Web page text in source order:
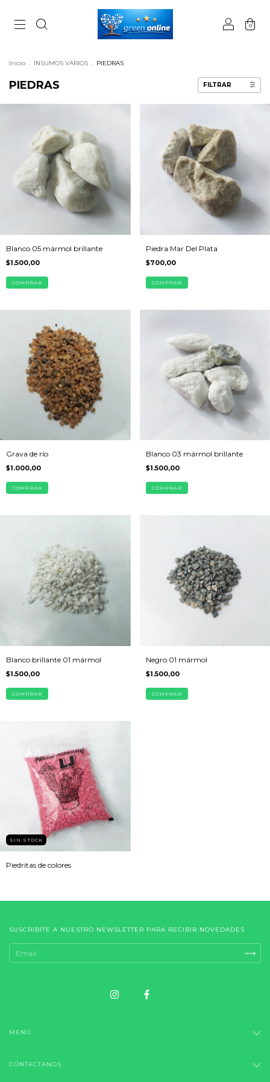
0
Inicio . INSUMOS VARIOS . PIEDRAS
PIEDRAS FILTRAR
Blanco 05 mármol brillante
$1.500,00
COMPRAR
Piedra Mar Del Plata
$700,00
COMPRAR
Grava de río
$1.000,00
COMPRAR
Blanco 03 mármol brillante
$1.500,00
COMPRAR
Blanco brillante 01 mármol
$1.500,00
COMPRAR
Negro 01 mármol
$1.500,00
COMPRAR
SIN STOCK
Piedritas de colores
SUSCRIBITE A NUESTRO NEWSLETTER PARA RECIBIR NOVEDADES
MENÚ
CONTACTANOS